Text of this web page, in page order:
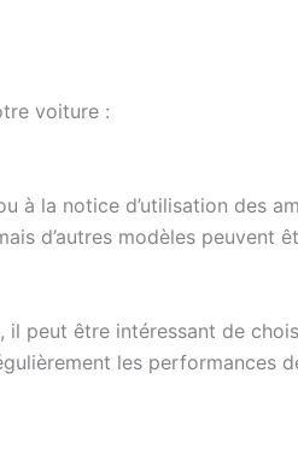
voiture :
à la notice d’utilisation des
d’autres modèles peuvent
peut être intéressant de
les performances